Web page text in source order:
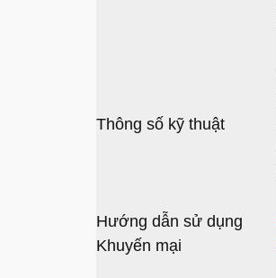
Thông số kỹ thuật
Hướng dẫn sử dụng
Khuyến mại